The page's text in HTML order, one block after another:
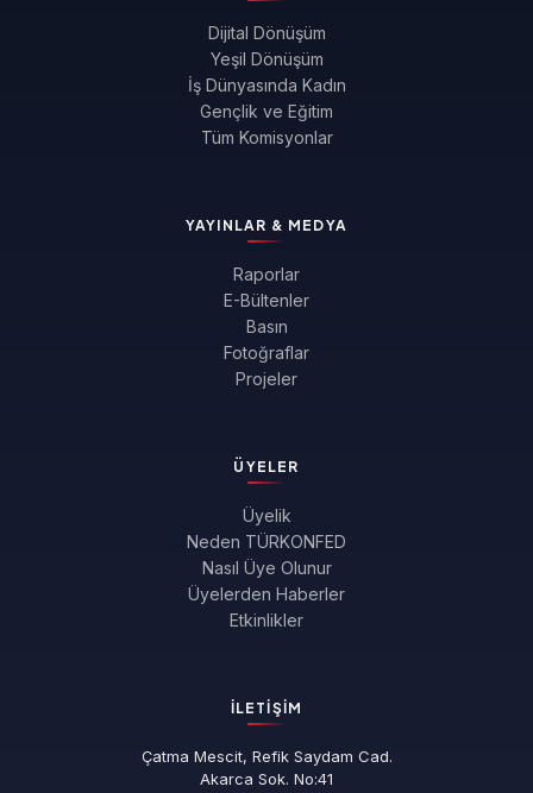
Dijital Dönüşüm
Yeşil Dönüşüm
İş Dünyasında Kadın
Gençlik ve Eğitim
Tüm Komisyonlar
YAYINLAR & MEDYA
Raporlar
E-Bültenler
Basın
Fotoğraflar
Projeler
ÜYELER
Üyelik
Neden TÜRKONFED
Nasıl Üye Olunur
Üyelerden Haberler
Etkinlikler
İLETIŞIM
Çatma Mescit, Refik Saydam Cad.
Akarca Sok. No:41